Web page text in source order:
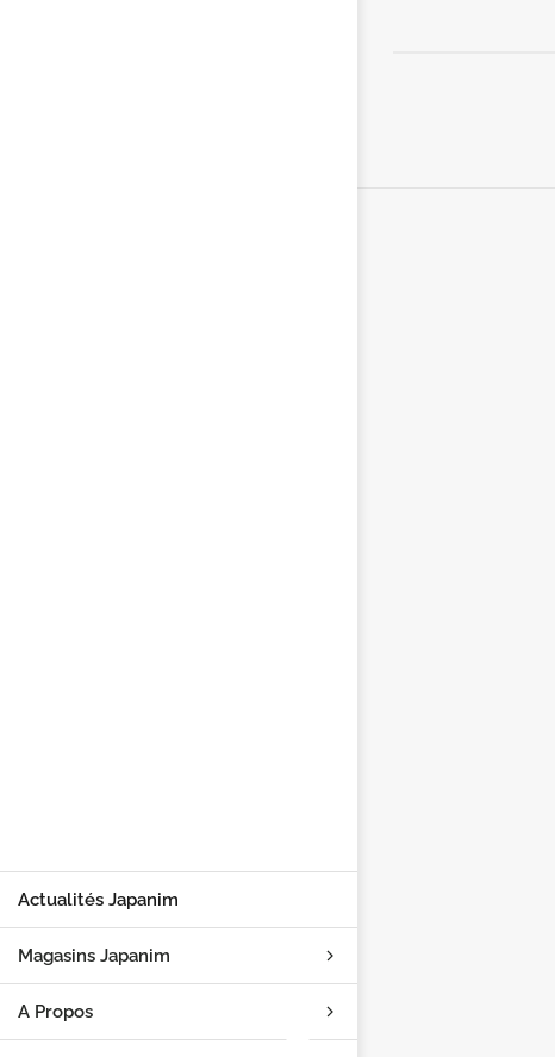
Actualités Japanim
Magasins Japanim
A Propos